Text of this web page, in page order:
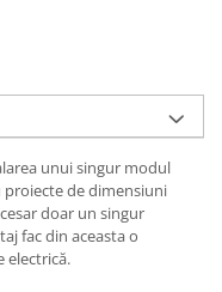
unui singur modul
de dimensiuni
doar un singur
fac din aceasta o
electrică.